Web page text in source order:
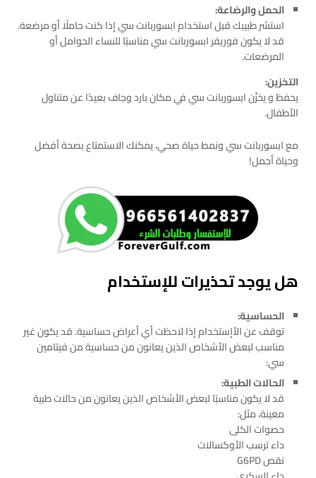
الحمل والرضاعة:
استشر طبيبك قبل استخدام ابسوربانت سي إذا كنت حاملًا أو مرضعة.
قد لا يكون فوريفر ابسوربانت سي مناسبًا للنساء الحوامل أو
المرضعات.
التخزين:
يحفظ و يخزّن ابسوربانت سي في مكان بارد وجاف بعيدًا عن متناول
الأطفال.
مع ابسوربانت سي ونمط حياة صحي، يمكنك الاستمتاع بصحة أفضل
وحياة أجمل!
هل يوجد تحذيرات للإستخدام
الحساسية:
توقف عن الأإستخدام إذا لاحظت أي أعراض حساسية. قد يكون غير
مناسب لبعض الأشخاص الذين يعانون من حساسية من فيتامين
سي:
الحالات الطبية:
قد لا يكون مناسبًا لبعض الأشخاص الذين يعانون من حالات طبية
معينة، مثل:
حصوات الكلى
داء ترسب الأوكسالات
نقص G6PD